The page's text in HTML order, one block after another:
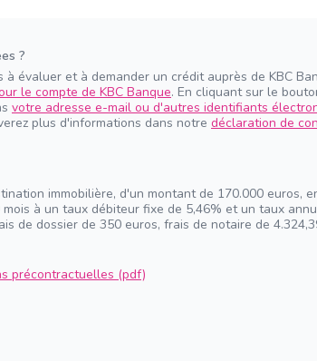
?
évaluer et à demander un crédit auprès de KBC
le compte de KBC Banque. En cliquant sur le
votre adresse e-mail ou d'autres identifiants
plus d'informations dans notre déclaration de
immobilière, d'un montant de 170.000 euros,
à un taux débiteur fixe de 5,46% et un taux
de dossier de 350 euros, frais de notaire de
précontractuelles (pdf)